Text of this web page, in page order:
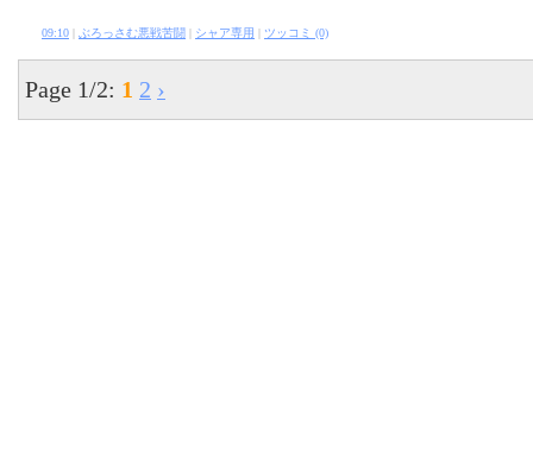
09:10 | ぶろっさむ悪戦苦闘 | シャア専用 | ツッコミ (0)
Page 1/2: 1 2 ›